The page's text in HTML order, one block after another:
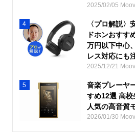
2025/02/05
4
〈プロ解説〉
ドホンおすす
万円以下中心
レス対応にも
2025/12/21
5
音楽プレーヤ
すめ12選 高校
人気の高音質
2026/01/30